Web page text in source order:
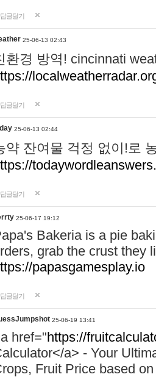
답글달기
25-06-13 02:43
환경 방역! cincinnati
답글달기
25-06-13 02:44
약 잔여물 걱정 없이!로
답글달기
25-06-17 19:12
Bakeria is a pie
grab the crust they
papasgamesplay.io
답글달기
25-06-19 13:41
href="https://
a> - Your
Fruit Price based